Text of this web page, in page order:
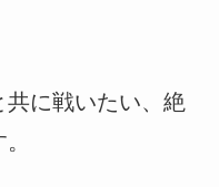
に戦いたい、絶